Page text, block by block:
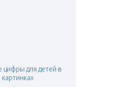
цифры для детей в
картинках